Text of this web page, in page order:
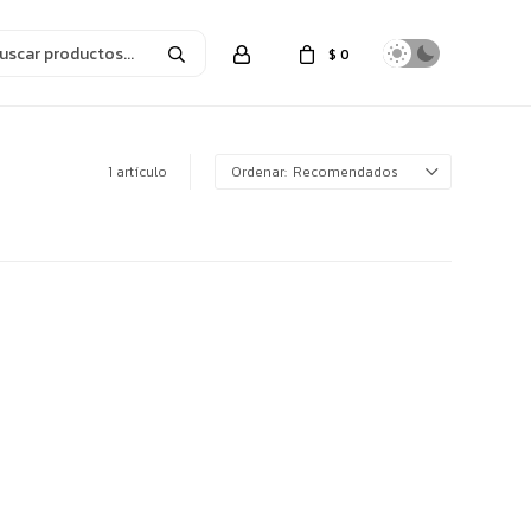
$ 0
1 artículo Recomendados